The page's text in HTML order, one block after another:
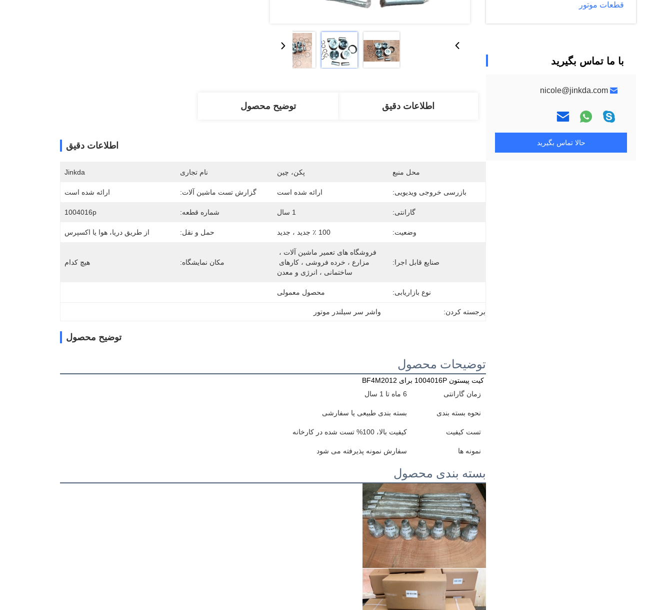
قطعات موتور
با ما تماس بگیرید
nicole@jinkda.com
حالا تماس بگیرید
اطلاعات دقیق توضیح محصول
اطلاعات دقیق
محل منبع پکن، چین نام تجاری Jinkda
بازرسی خروجی ویدیویی: ارائه شده است گزارش تست ماشین آلات: ارائه شده است
گارانتی: 1 سال شماره قطعه: 1004016p
وضعیت: 100 ٪ جدید ، جدید حمل و نقل: از طریق دریا، هوا یا اکسپرس
صنایع قابل اجرا:
ساختمانی ، انرژی و معدن
مکان نمایشگاه: هیچ کدام
نوع بازاریابی: محصول معمولی
برجسته کردن: واشر سر سیلندر موتور
توضیح محصول
توضیحات محصول
کیت پیستون 1004016P برای BF4M2012
زمان گارانتی
6 ماه تا 1 سال
نحوه بسته بندی بسته بندی طبیعی یا سفارشی
تست کیفیت کیفیت بالا، 100% تست شده در کارخانه
نمونه ها سفارش نمونه پذیرفته می شود
بسته بندی محصول